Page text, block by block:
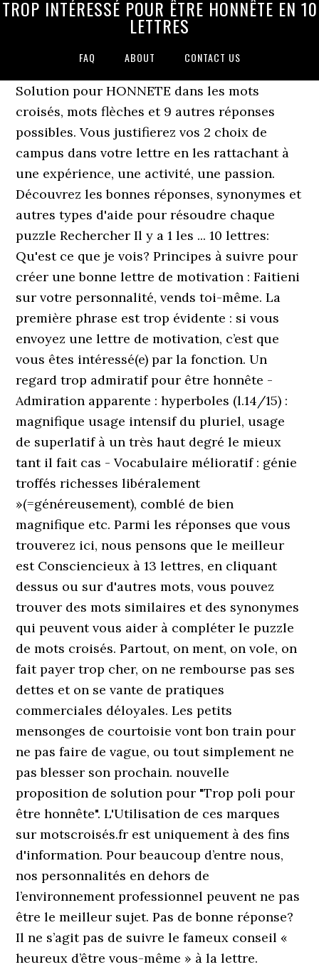
TROP INTÉRESSÉ POUR ÊTRE HONNÊTE EN 10
LETTRES
FAQ ABOUT CONTACT US
Solution pour HONNETE dans les mots
croisés, mots flèches et 9 autres réponses
possibles. Vous justifierez vos 2 choix de
campus dans votre lettre en les rattachant à
une expérience, une activité, une passion.
Découvrez les bonnes réponses, synonymes et
autres types d'aide pour résoudre chaque
puzzle Rechercher Il y a 1 les ... 10 lettres:
Qu'est ce que je vois? Principes à suivre pour
créer une bonne lettre de motivation : Faitieni
sur votre personnalité, vends toi-même. La
première phrase est trop évidente : si vous
envoyez une lettre de motivation, c’est que
vous êtes intéressé(e) par la fonction. Un
regard trop admiratif pour être honnête -
Admiration apparente : hyperboles (l.14/15) :
magnifique usage intensif du pluriel, usage
de superlatif à un très haut degré le mieux
tant il fait cas - Vocabulaire mélioratif : génie
troffés richesses libéralement
»(=généreusement), comblé de bien
magnifique etc. Parmi les réponses que vous
trouverez ici, nous pensons que le meilleur
est Consciencieux à 13 lettres, en cliquant
dessus ou sur d'autres mots, vous pouvez
trouver des mots similaires et des synonymes
qui peuvent vous aider à compléter le puzzle
de mots croisés. Partout, on ment, on vole, on
fait payer trop cher, on ne rembourse pas ses
dettes et on se vante de pratiques
commerciales déloyales. Les petits
mensonges de courtoisie vont bon train pour
ne pas faire de vague, ou tout simplement ne
pas blesser son prochain. nouvelle
proposition de solution pour "Trop poli pour
être honnête". L'Utilisation de ces marques
sur motscroisés.fr est uniquement à des fins
d'information. Pour beaucoup d’entre nous,
nos personnalités en dehors de
l’environnement professionnel peuvent ne pas
être le meilleur sujet. Pas de bonne réponse?
Il ne s’agit pas de suivre le fameux conseil «
heureux d’être vous-même » à la lettre.